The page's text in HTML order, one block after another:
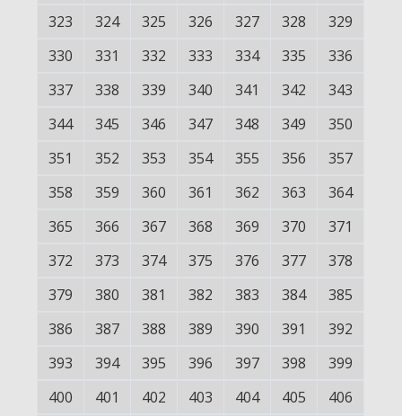
323
324 325 326 327 328
329
330
331 332 333 334 335
336
337
338 339 340 341 342
343
344
345 346 347 348 349
350
351
352 353 354 355 356
357
358
359 360 361 362 363
364
365
366 367 368 369 370
371
372
373 374 375 376 377
378
379
380 381 382 383 384
385
386
387 388 389 390 391
392
393
394 395 396 397 398
399
400
401 402 403 404 405 406